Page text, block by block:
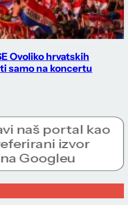
Ovoliko hrvatskih
samo na koncertu